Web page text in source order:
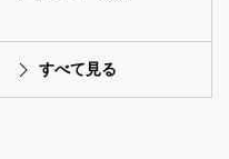
すべて見る